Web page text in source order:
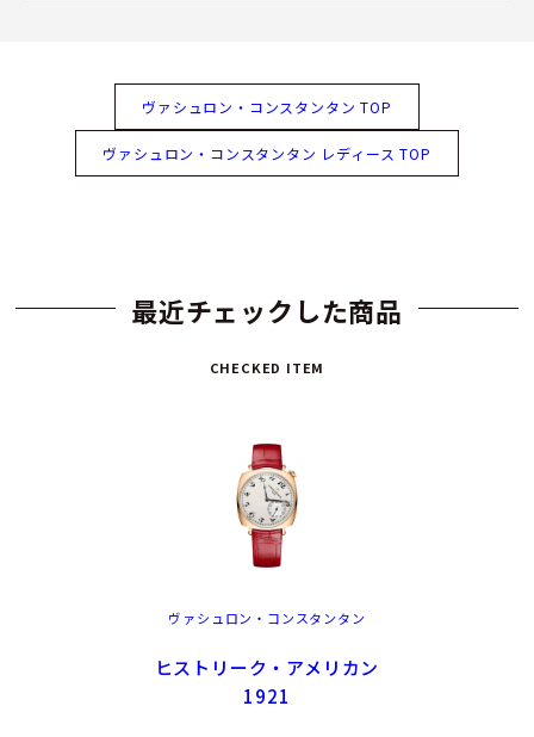
ヴァシュロン・コンスタンタン TOP
ヴァシュロン・コンスタンタン レディース TOP
最近チェックした商品
CHECKED ITEM
ヴァシュロン・コンスタンタン
ヒストリーク・アメリカン
1921